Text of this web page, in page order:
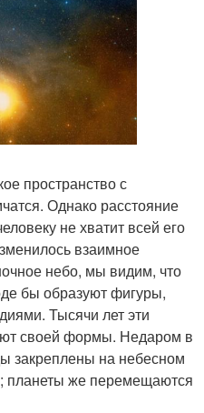
пространство с
Однако расстояние
не хватит всей его
взаимное
небо, мы видим, что
бы образуют фигуры,
Тысячи лет эти
своей формы. Недаром в
закреплены на небесном
планеты же перемещаются